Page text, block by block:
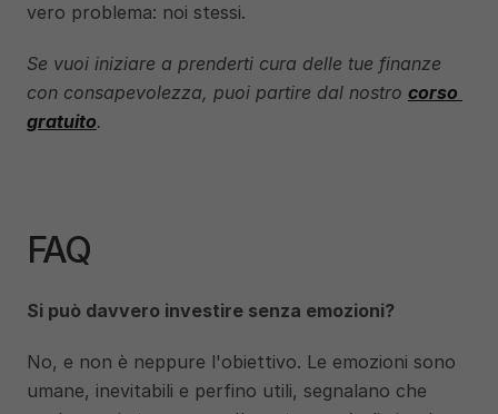
vero problema: noi stessi.
Se vuoi iniziare a prenderti cura delle tue finanze
con consapevolezza, puoi partire dal nostro corso
gratuito.
FAQ
Si può davvero investire senza emozioni?
No, e non è neppure l'obiettivo. Le emozioni sono
umane, inevitabili e perfino utili, segnalano che